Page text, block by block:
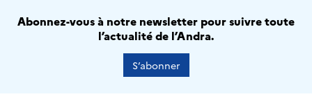
Abonnez-vous à notre newsletter pour suivre toute
l’actualité de l’Andra.
S’abonner